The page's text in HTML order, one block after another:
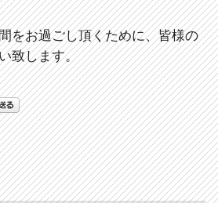
をお過ごし頂くために、皆様の
致します。